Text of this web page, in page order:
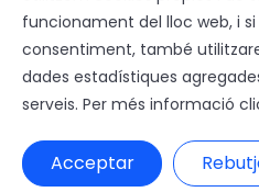
+34 972 231 138
mera@mera.es
© 2026 J&C Mera,S.L. -
Avís Legal| Política de
funcionament del lloc web, i
consentiment, també
dades estadístiques
serveis. Per més informació
Acceptar